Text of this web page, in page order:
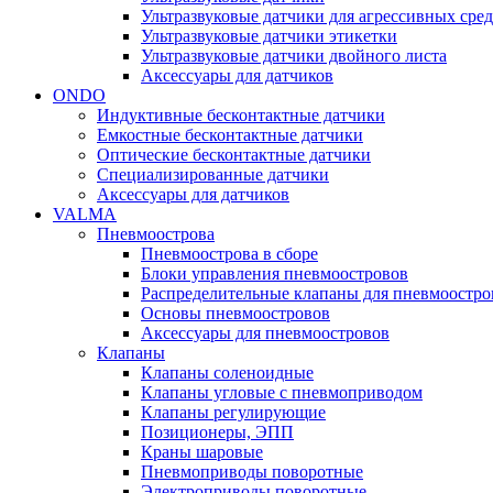
Ультразвуковые датчики для агрессивных сред
Ультразвуковые датчики этикетки
Ультразвуковые датчики двойного листа
Аксессуары для датчиков
ONDO
Индуктивные бесконтактные датчики
Емкостные бесконтактные датчики
Оптические бесконтактные датчики
Специализированные датчики
Аксессуары для датчиков
VALMA
Пневмоострова
Пневмоострова в сборе
Блоки управления пневмоостровов
Распределительные клапаны для
Основы пневмоостровов
Аксессуары для пневмоостровов
Клапаны
Клапаны соленоидные
Клапаны угловые с пневмоприводом
Клапаны регулирующие
Позиционеры, ЭПП
Краны шаровые
Пневмоприводы поворотные